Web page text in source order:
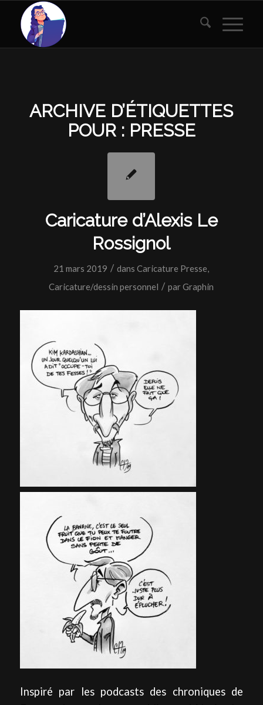
ARCHIVE D’ÉTIQUETTES
POUR : PRESSE
Caricature d’Alexis Le
Rossignol
21 mars 2019 / dansCaricature Presse,
Caricature/dessin personnel / parGraphin
Inspiré par les podcasts des chroniques de